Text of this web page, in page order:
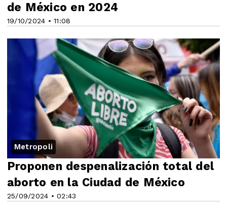
19/10/2024 • 11:08
de México en 2024
Metropoli
25/09/2024 • 02:43
Proponen despenalización total del
aborto en la Ciudad de México